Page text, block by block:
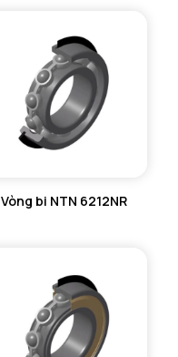
Vòng bi NTN 6212NR